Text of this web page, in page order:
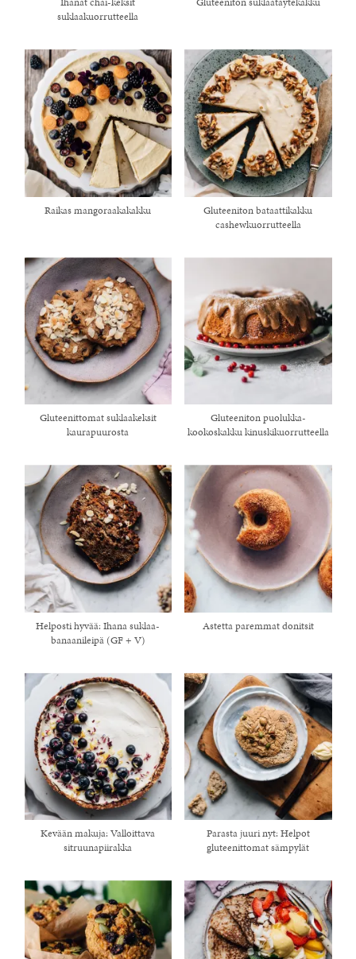
healthy living + good
suklaakuorrutteella
Raikas mangoraakakakku
Gluteeniton bataattikakku
cashewkuorrutteella
Gluteenittomat suklaakeksit
kaurapuurosta
Gluteeniton puolukka-
kookoskakku kinuskikuorrutteella
Helposti hyvää: Ihana suklaa-
banaanileipä (GF + V)
Astetta paremmat donitsit
Kevään makuja: Valloittava
sitruunapiirakka
Parasta juuri nyt: Helpot
gluteenittomat sämpylät